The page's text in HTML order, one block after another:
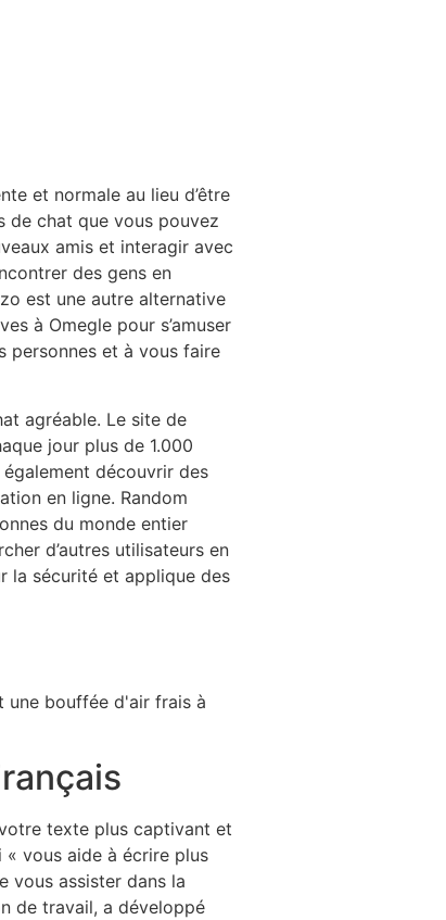
et normale au lieu d’être
de chat que vous pouvez
amis et interagir avec
des gens en
est une autre alternative
à Omegle pour s’amuser
personnes et à vous faire
agréable. Le site de
jour plus de 1.000
découvrir des
en ligne. Random
du monde entier
d’autres utilisateurs en
la sécurité et applique des
une bouffée d'air frais à
texte plus captivant et
« vous aide à écrire plus
vous assister dans la
de travail, a développé